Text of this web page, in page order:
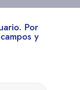
Por
y
de